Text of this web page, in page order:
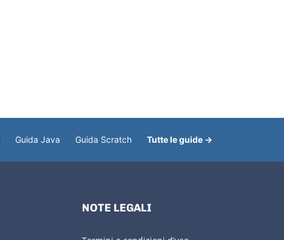
Guida Java Guida Scratch Tutte le guide →
NOTE LEGALI